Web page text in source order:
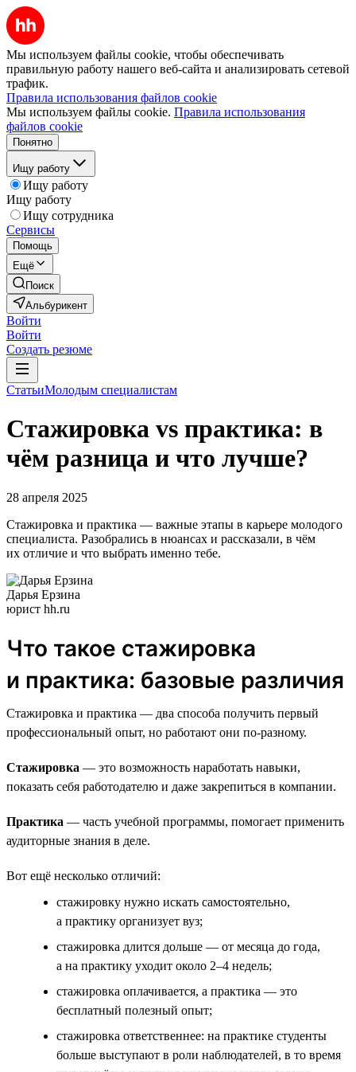
Мы используем файлы cookie, чтобы обеспечивать
правильную работу нашего веб-сайта и анализировать сетевой
трафик.
Правила использования файлов cookie
Мы используем файлы cookie. Правила использования
файлов cookie
Понятно
Ищу работу
Ищу работу
Ищу работу
Ищу сотрудника
Сервисы
Помощь
Ещё
Поиск
Альбурикент
Войти
Войти
Создать резюме
СтатьиМолодым специалистам
Стажировка vs практика: в
чём разница и что лучше?
28 апреля 2025
Стажировка и практика — важные этапы в карьере молодого
специалиста. Разобрались в нюансах и рассказали, в чём
их отличие и что выбрать именно тебе.
Дарья Ерзина
юрист hh.ru
Что такое стажировка
и практика: базовые различия
Стажировка и практика — два способа получить первый
профессиональный опыт, но работают они по-разному.
Стажировка — это возможность наработать навыки,
показать себя работодателю и даже закрепиться в компании.
Практика — часть учебной программы, помогает применить
аудиторные знания в деле.
Вот ещё несколько отличий:
стажировку нужно искать самостоятельно,
а практику организует вуз;
стажировка длится дольше — от месяца до года,
а на практику уходит около 2–4 недель;
стажировка оплачивается, а практика — это
бесплатный полезный опыт;
стажировка ответственнее: на практике студенты
больше выступают в роли наблюдателей, в то время